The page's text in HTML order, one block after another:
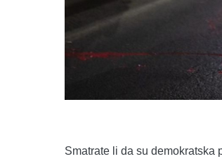
Smatrate li da su demokratska